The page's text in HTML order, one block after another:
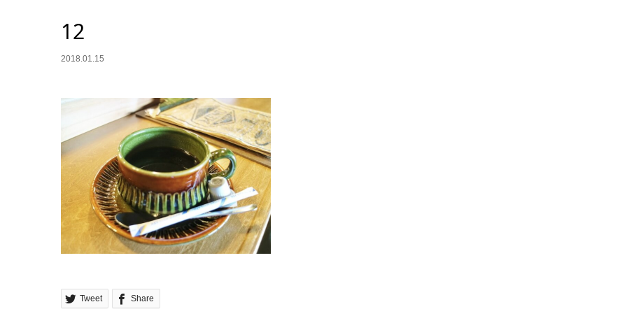
12
2018.01.15
Tweet Share